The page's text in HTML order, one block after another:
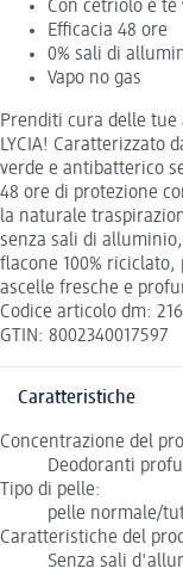
Con cetriolo e tè
Efficacia 48 ore
0% sali di
Vapo no gas
Prenditi cura delle tue
LYCIA! Caratterizzato
verde e antibatterico
48 ore di protezione
la naturale
senza sali di
flacone 100%
ascelle fresche e
Codice articolo dm:
GTIN: 8002340017597
Caratteristiche
Concentrazione del
Deodoranti
Tipo di pelle:
pelle normale/
Caratteristiche del
Senza sali